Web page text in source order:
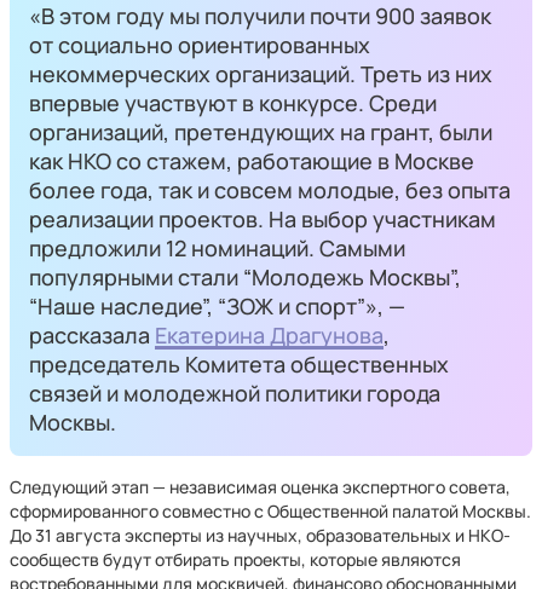
«В этом году мы получили почти 900 заявок
от социально ориентированных
некоммерческих организаций. Треть из них
впервые участвуют в конкурсе. Среди
организаций, претендующих на грант, были
как НКО со стажем, работающие в Москве
более года, так и совсем молодые, без опыта
реализации проектов. На выбор участникам
предложили 12 номинаций. Самыми
популярными стали “Молодежь Москвы”,
“Наше наследие”, “ЗОЖ и спорт”», —
рассказала Екатерина Драгунова,
председатель Комитета общественных
связей и молодежной политики города
Москвы.
Следующий этап — независимая оценка экспертного совета,
сформированного совместно с Общественной палатой Москвы.
До 31 августа эксперты из научных, образовательных и НКО-
сообществ будут отбирать проекты, которые являются
востребованными для москвичей, финансово обоснованными